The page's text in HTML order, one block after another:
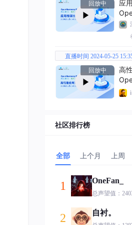
回放中
应
发
直播时间 2024-05-25
回放中
高
发
社区排行榜
全部 上个月 上周
1 OneFan_
总声望值：
2 自衬。